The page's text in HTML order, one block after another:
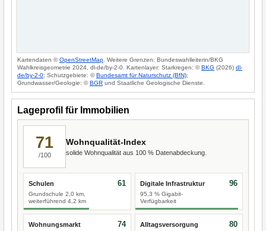
Kartendaten ©OpenStreetMap . Weitere Grenzen: Bundeswahlleiterin/BKG
Wahlkreisgeometrie 2024, dl-de/by-2-0. Kartenlayer: Starkregen: ©BKG (2026) dl-
de/by-2-0; Schutzgebiete: ©Bundesamt für Naturschutz (BfN);
Grundwasser/Geologie: ©BGR und Staatliche Geologische Dienste.
Lageprofil für Immobilien
71
/100
Wohnqualität-Index
solide Wohnqualität aus 100 % Datenabdeckung.
Schulen
Grundschule 2,0 km,
weiterführend 4,2 km
61 Digitale Infrastruktur
95,3 % Gigabit-
Verfügbarkeit
96
Wohnungsmarkt 74 Alltagsversorgung 80